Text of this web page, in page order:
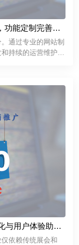
功能定制完善，
通过专业的网站制
持续的运营维护，
与用户体验助力
依赖传统展会和